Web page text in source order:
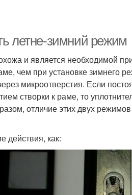
летне-зимний режим
и является необходимой
чем при установке зимнего
микроотверстия. Если
створки к раме, то
отличие этих двух режимов
действия, как: